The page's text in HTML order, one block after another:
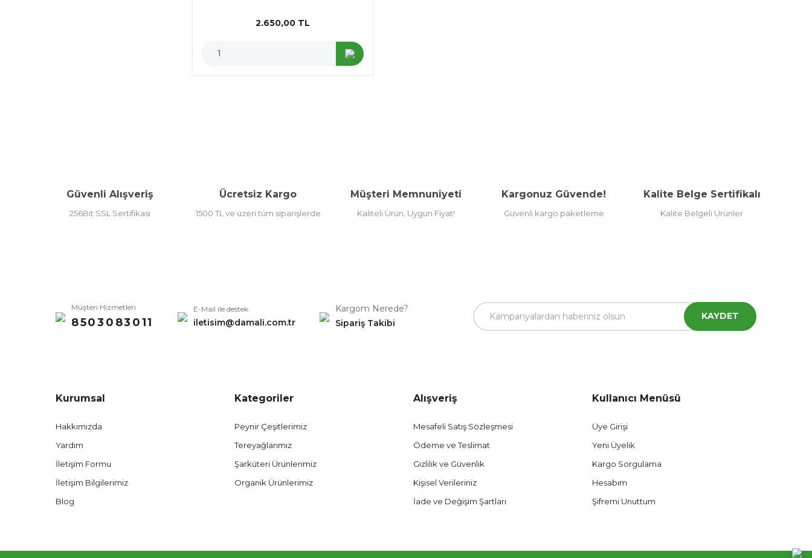
2.650,00 TL
Güvenli Alışveriş
256Bit SSL Sertifikası
Ücretsiz Kargo
1500 TL ve üzeri tüm siparişlerde
Müşteri Memnuniyeti
Kaliteli Ürün, Uygun Fiyat!
Kargonuz Güvende!
Güvenli kargo paketleme
Kalite Belge Sertifikalı
Kalite Belgeli Ürünler
Müşteri Hizmetleri
8503083011
E-Mail ile destek
iletisim@damali.com.tr
Kargom Nerede?
Sipariş Takibi
KAYDET
Kurumsal
Hakkımızda
Yardım
İletişim Formu
İletişim Bilgilerimiz
Blog
Kategoriler
Peynir Çeşitlerimiz
Tereyağlarımız
Şarküteri Ürünlerimiz
Organik Ürünlerimiz
Alışveriş
Mesafeli Satış Sözleşmesi
Ödeme ve Teslimat
Gizlilik ve Güvenlik
Kişisel Verileriniz
İade ve Değişim Şartları
Kullanıcı Menüsü
Üye Girişi
Yeni Üyelik
Kargo Sorgulama
Hesabım
Şifremi Unuttum